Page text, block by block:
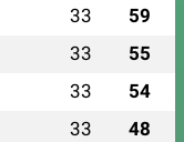
33 59
33 55
33 54
33 48